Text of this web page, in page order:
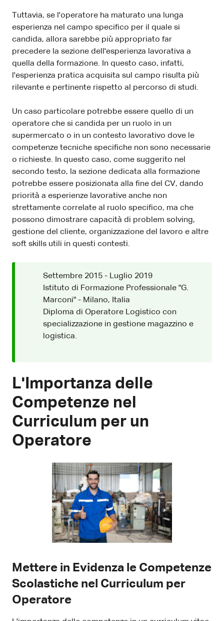
Tuttavia, se l'operatore ha maturato una lunga
esperienza nel campo specifico per il quale si
candida, allora sarebbe più appropriato far
precedere la sezione dell'esperienza lavorativa a
quella della formazione. In questo caso, infatti,
l'esperienza pratica acquisita sul campo risulta più
rilevante e pertinente rispetto al percorso di studi.
Un caso particolare potrebbe essere quello di un
operatore che si candida per un ruolo in un
supermercato o in un contesto lavorativo dove le
competenze tecniche specifiche non sono necessarie
o richieste. In questo caso, come suggerito nel
secondo testo, la sezione dedicata alla formazione
potrebbe essere posizionata alla fine del CV, dando
priorità a esperienze lavorative anche non
strettamente correlate al ruolo specifico, ma che
possono dimostrare capacità di problem solving,
gestione del cliente, organizzazione del lavoro e altre
soft skills utili in questi contesti.
Settembre 2015 - Luglio 2019
Istituto di Formazione Professionale "G.
Marconi" - Milano, Italia
Diploma di Operatore Logistico con
specializzazione in gestione magazzino e
logistica.
L'Importanza delle
Competenze nel
Curriculum per un
Operatore
Mettere in Evidenza le Competenze
Scolastiche nel Curriculum per
Operatore